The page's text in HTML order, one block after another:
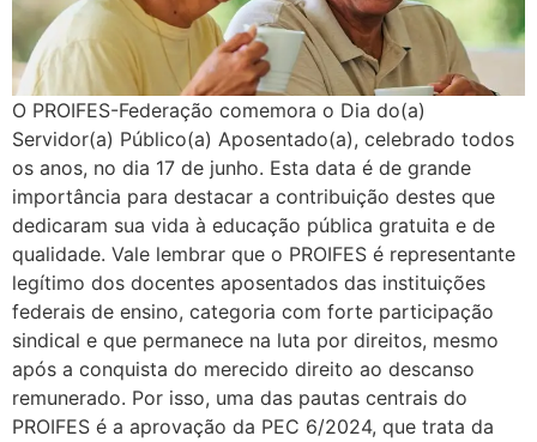
O PROIFES-Federação comemora o Dia do(a)
Servidor(a) Público(a) Aposentado(a), celebrado todos
os anos, no dia 17 de junho. Esta data é de grande
importância para destacar a contribuição destes que
dedicaram sua vida à educação pública gratuita e de
qualidade. Vale lembrar que o PROIFES é representante
legítimo dos docentes aposentados das instituições
federais de ensino, categoria com forte participação
sindical e que permanece na luta por direitos, mesmo
após a conquista do merecido direito ao descanso
remunerado. Por isso, uma das pautas centrais do
PROIFES é a aprovação da PEC 6/2024, que trata da